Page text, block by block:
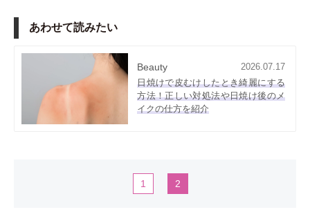
あわせて読みたい
Beauty
2026.07.17
日焼けで皮むけしたとき綺麗にする
方法！正しい対処法や日焼け後のメ
イクの仕方を紹介
1 2